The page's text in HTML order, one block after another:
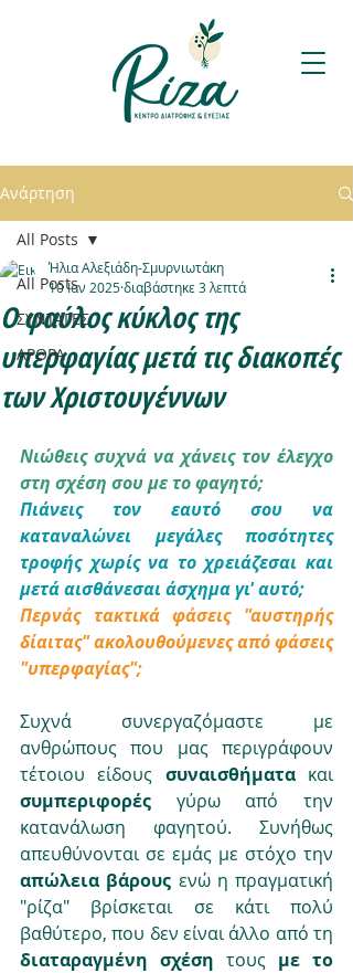
Ανάρτηση
All Posts
ΣΥΝΤΑΓΕΣ
ΑΡΘΡΑ
All Posts
Ο φαύλος κύκλος της
υπερφαγίας μετά τις διακοπές
των Χριστουγέννων
Ήλια Αλεξιάδη-Σμυρνιωτάκη
10 Ιαν 2025διαβάστηκε 3 λεπτά
Νιώθεις συχνά να χάνεις τον έλεγχο
στη σχέση σου με το φαγητό;
Πιάνεις τον εαυτό σου να
καταναλώνει μεγάλες ποσότητες
τροφής χωρίς να το χρειάζεσαι και
μετά αισθάνεσαι άσχημα γι' αυτό;
Περνάς τακτικά φάσεις "αυστηρής
δίαιτας" ακολουθούμενες από φάσεις
"υπερφαγίας";
Συχνά συνεργαζόμαστε με
ανθρώπους που μας περιγράφουν
τέτοιου είδους συναισθήματα
και
συμπεριφορές γύρω από την
κατανάλωση φαγητού. Συνήθως
απώλεια βάρους ενώ η πραγματική
"ρίζα" βρίσκεται σε κάτι πολύ
διαταραγμένη σχέση τους με το